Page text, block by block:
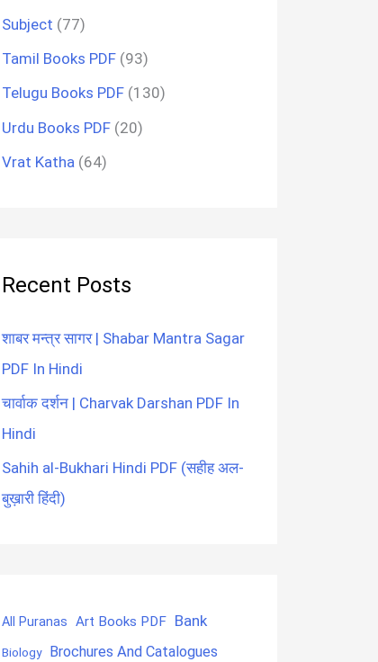
Subject (77)
Tamil Books PDF (93)
Telugu Books PDF (130)
Urdu Books PDF (20)
Vrat Katha (64)
Recent Posts
शाबर मन्त्र सागर | Shabar Mantra Sagar
PDF In Hindi
चार्वाक दर्शन | Charvak Darshan PDF In
Hindi
Sahih al-Bukhari Hindi PDF (सहीह अल-
बुख़ारी हिंदी)
All Puranas Art Books PDF Bank
Biology
Brochures And Catalogues